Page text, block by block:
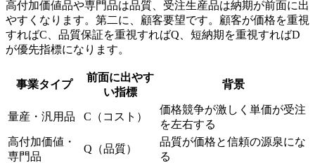
高付加価値品や専門品は品質、受注生産品は納期が前面に出
やすくなります。第二に、顧客要望です。顧客が価格を重視
すればC、品質保証を重視すればQ、短納期を重視すればD
が優先指標になります。
事業タイプ
前面に出やす
い指標
背景
量産・汎用品 C（コスト）
価格競争が激しく単価が受注
を左右する
高付加価値・
専門品
Q（品質）
品質が価格と信頼の源泉にな
る